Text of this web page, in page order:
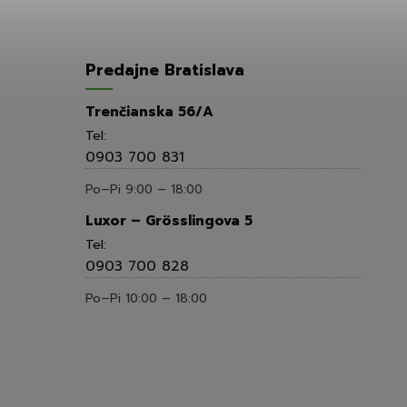
Predajne Bratislava
Trenčianska 56/A
Tel:
0903 700 831
Po–Pi 9:00 – 18:00
Luxor – Grösslingova 5
Tel:
0903 700 828
Po–Pi 10:00 – 18:00